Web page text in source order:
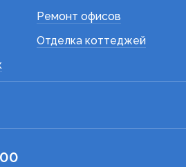
Ремонт офисов
Отделка коттеджей